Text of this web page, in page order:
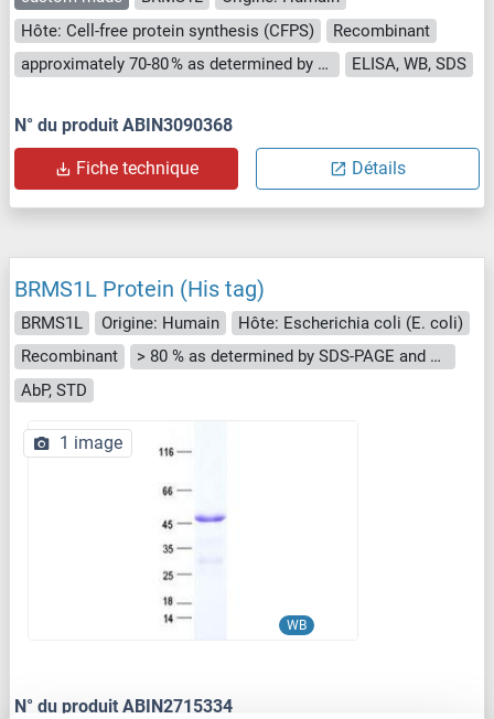
Hôte: Cell-free protein synthesis (CFPS)
Recombinant
approximately 70-80 % as determined by SDS PAGE, Western Blot and analytical SEC (HPLC).
ELISA, WB, SDS
N° du produit ABIN3090368
Fiche technique Détails
BRMS1L Protein (His tag)
BRMS1L Origine: Humain
Hôte: Escherichia coli (E. coli)
Recombinant
> 80 % as determined by SDS-PAGE and Coomassie blue staining
AbP, STD
WB
1 image
N° du produit ABIN2715334